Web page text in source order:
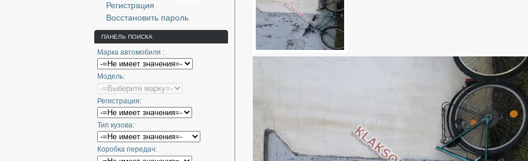
Регистрация
Восстановить пароль
ПАНЕЛЬ ПОИСКА
Марка автомобиля :
Модель:
Регистрация:
Тип кузова:
Коробка передач: